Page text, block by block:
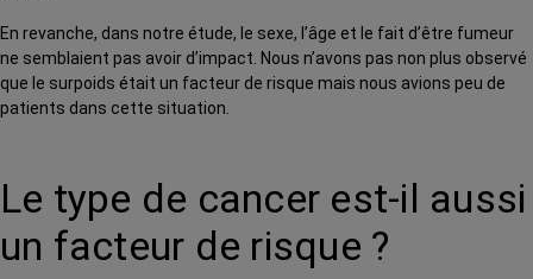
En revanche, dans notre étude, le sexe, l’âge et le fait d’être fumeur
ne semblaient pas avoir d’impact. Nous n’avons pas non plus observé
que le surpoids était un facteur de risque mais nous avions peu de
patients dans cette situation.
Le type de cancer est-il aussi
un facteur de risque ?